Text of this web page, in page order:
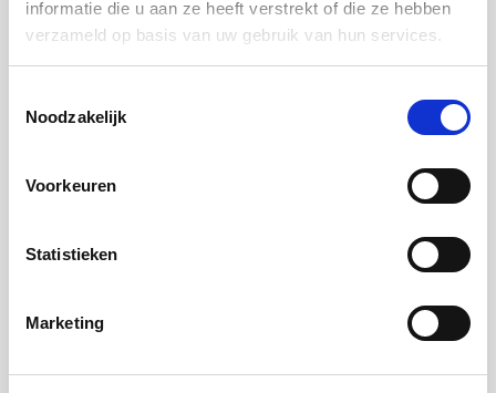
informatie die u aan ze heeft verstrekt of die ze hebben
verzameld op basis van uw gebruik van hun services.
Noodzakelijk
Voorkeuren
Statistieken
Marketing
Magazine